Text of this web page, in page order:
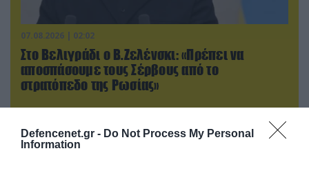
Defencenet.gr - Do Not Process My Personal
Information
07.08.2026 | 02:02
Στο Βελιγράδι ο Β.Ζελένσκι: «Πρέπει να
αποσπάσουμε τους Σέρβους από το
στρατόπεδο της Ρωσίας»